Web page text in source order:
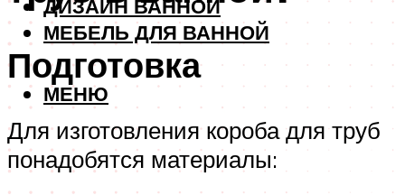
ДИЗАЙН ВАННОЙ
МЕБЕЛЬ ДЛЯ ВАННОЙ
МЕНЮ
Подготовка
Для изготовления короба для труб
понадобятся материалы: